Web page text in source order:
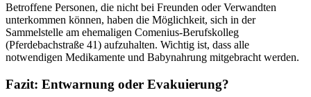
Betroffene Personen, die nicht bei Freunden oder Verwandten
unterkommen können, haben die Möglichkeit, sich in der
Sammelstelle am ehemaligen Comenius-Berufskolleg
(Pferdebachstraße 41) aufzuhalten. Wichtig ist, dass alle
notwendigen Medikamente und Babynahrung mitgebracht werden.
Fazit: Entwarnung oder Evakuierung?